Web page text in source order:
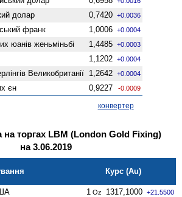
долар 0,7420 +0.0036
франк 1,0006 +0.0004
юанів женьмiньбi 1,4485 +0.0003
1,1202 +0.0004
Велико­британії 1,2642 +0.0004
єн 0,9227 -0.0009
конвертер
на торгах LBM (London Gold Fixing)
на 3.06.2019
Курс (Au)
1 Oz 1317,1000 +21.5500